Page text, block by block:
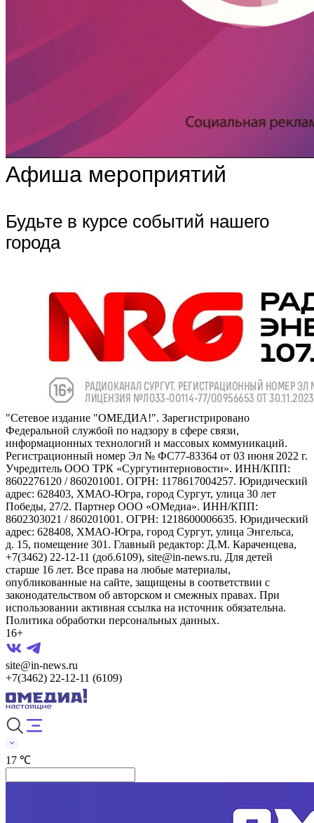
Афиша мероприятий
Будьте в курсе событий нашего
города
"Сетевое издание "ОМЕДИА!". Зарегистрировано
Федеральной службой по надзору в сфере связи,
информационных технологий и массовых коммуникаций.
Регистрационный номер Эл № ФС77-83364 от 03 июня 2022 г.
Учредитель ООО ТРК «Сургутинтерновости». ИНН/КПП:
8602276120 / 860201001. ОГРН: 1178617004257. Юридический
адрес: 628403, ХМАО-Югра, город Сургут, улица 30 лет
Победы, 27/2. Партнер ООО «ОМедиа». ИНН/КПП:
8602303021 / 860201001. ОГРН: 1218600006635. Юридический
адрес: 628408, ХМАО-Югра, город Сургут, улица Энгельса,
д. 15, помещение 301. Главный редактор: Д.М. Караченцева,
+7(3462) 22-12-11 (доб.6109), site@in-news.ru. Для детей
старше 16 лет. Все права на любые материалы,
опубликованные на сайте, защищены в соответствии с
законодательством об авторском и смежных правах. При
использовании активная ссылка на источник обязательна.
Политика обработки персональных данных.
16+
site@in-news.ru
+7(3462) 22-12-11 (6109)
17 ℃